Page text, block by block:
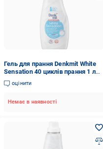
Гель для прання Denkmit White
Sensation 40 циклів прання 1 л
(11640)
оцінити
Немає в наявності